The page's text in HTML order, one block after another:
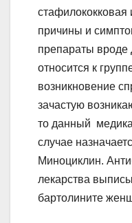
стафилококковая
причины и
препараты вроде
относится к
возникновение
зачастую
то данный
случае
Миноциклин.
лекарства
бартолините